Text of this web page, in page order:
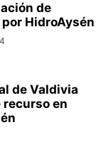
de
HidroAysén
de Valdivia
en